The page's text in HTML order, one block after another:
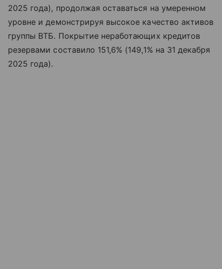
2025 года), продолжая оставаться на умеренном
уровне и демонстрируя высокое качество активов
группы ВТБ. Покрытие неработающих кредитов
резервами составило 151,6% (149,1% на 31 декабря
2025 года).